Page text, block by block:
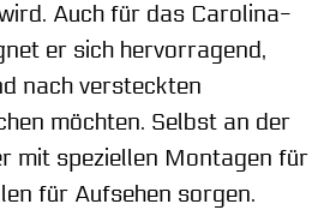
Auch für das Carolina-
er sich hervorragend,
nach versteckten
möchten. Selbst an der
mit speziellen Montagen für
für Aufsehen sorgen.